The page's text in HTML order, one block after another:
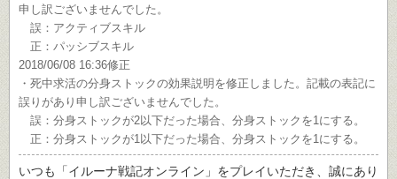
申し訳ございませんでした。
誤：アクティブスキル
正：パッシブスキル
2018/06/08 16:36修正
・死中求活の分身ストックの効果説明を修正しました。記載の表記に
誤りがあり申し訳ございませんでした。
誤：分身ストックが2以下だった場合、分身ストックを1にする。
正：分身ストックが1以下だった場合、分身ストックを1にする。
いつも「イルーナ戦記オンライン」をプレイいただき、誠にあり